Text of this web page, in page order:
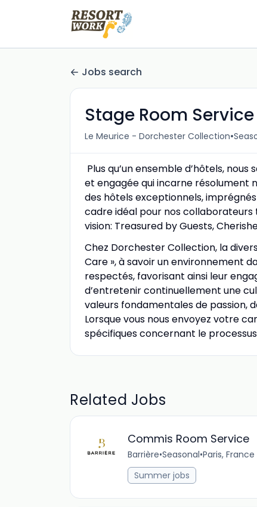
Jobs search
Stage Room Service
Le Meurice - Dorchester Collection•
Plus qu’un ensemble d’hôtels,
et engagée qui incarne résolument
des hôtels exceptionnels,
cadre idéal pour nos collaborateurs
vision: Treasured by Guests,
Chez Dorchester Collection, la
Care », à savoir un environnement
respectés, favorisant ainsi leur
d’entretenir continuellement une
valeurs fondamentales de passion,
Lorsque vous nous envoyez votre
spécifiques concernant le
Related Jobs
Commis Room Service
Barrière•Seasonal•Paris, France
Summer jobs